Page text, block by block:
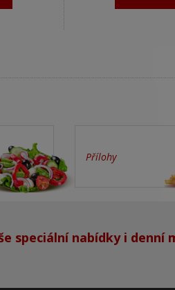
Přílohy
speciální nabídky i denní